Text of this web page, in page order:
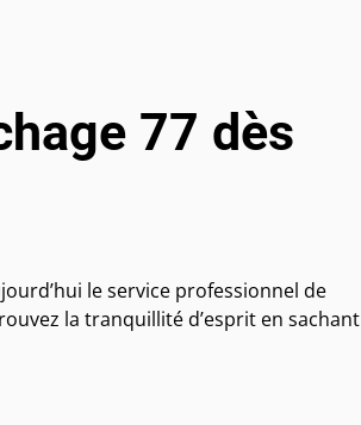
77 dès
le service professionnel de
la tranquillité d’esprit en sachant